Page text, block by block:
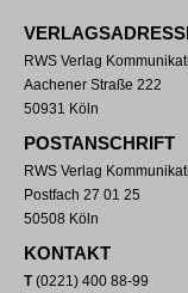
RWS Verlag
Aachener Straße 222
50931 Köln
POSTANSCHRIFT
RWS Verlag
Postfach 27 01 25
50508 Köln
KONTAKT
T(0221) 400 88-99